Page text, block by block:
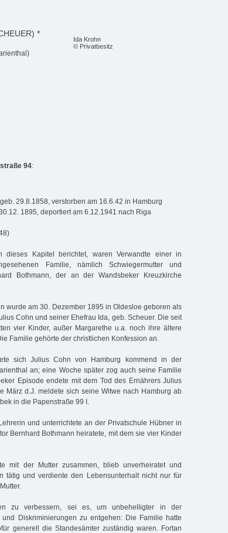
Ida Krohn
© Privatbesitz
*
94:
29.8.1858, verstorben am 16.6.42 in Hamburg
1895, deportiert am 6.12.1941 nach Riga
dieses Kapitel berichtet, waren Verwandte einer in
Familie, nämlich Schwiegermutter und
Bothmann, der an der Wandsbeker Kreuzkirche
wurde am 30. Dezember 1895 in Oldesloe geboren als
Cohn und seiner Ehefrau Ida, geb. Scheuer. Die seit
vier Kinder, außer Margarethe u.a. noch ihre ältere
Familie gehörte der christlichen Konfession an.
sich Julius Cohn von Hamburg kommend in der
an; eine Woche später zog auch seine Familie
Episode endete mit dem Tod des Ernährers Julius
März d.J. meldete sich seine Witwe nach Hamburg ab
in die Papenstraße 99 I.
und unterrichtete an der Privatschule Hübner in
Bernhard Bothmann heiratete, mit dem sie vier Kinder
mit der Mutter zusammen, blieb unverheiratet und
tätig und verdiente den Lebensunterhalt nicht nur für
zu verbessern, sei es, um unbehelligter in der
Diskriminierungen zu entgehen: Die Familie hatte
generell die Standesämter zuständig waren. Fortan